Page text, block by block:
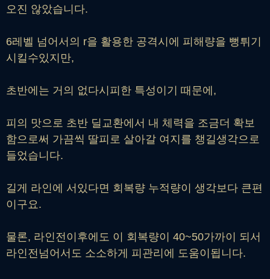
오진 않았습니다.
6레벨 넘어서의 r을 활용한 공격시에 피해량을 뻥튀기
시킬수있지만,
초반에는 거의 없다시피한 특성이기 때문에,
피의 맛으로 초반 딜교환에서 내 체력을 조금더 확보
함으로써 가끔씩 딸피로 살아갈 여지를 챙길생각으로
들었습니다.
길게 라인에 서있다면 회복량 누적량이 생각보다 큰편
이구요.
물론, 라인전이후에도 이 회복량이 40~50가까이 되서
라인전넘어서도 소소하게 피관리에 도움이됩니다.